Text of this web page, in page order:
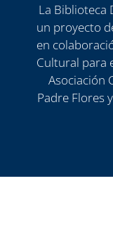
La Biblioteca
un proyecto
en
Cultural para
Asociación
Padre Flores